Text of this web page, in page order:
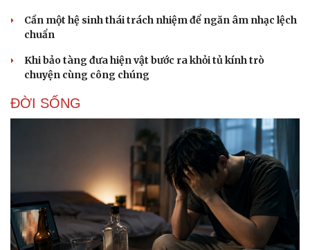
Văn hóa
Sân khấu - Điện ảnh
Văn học
Giải trí
Nghệ sĩ
Thời trang
Cần một hệ sinh thái trách nhiệm để ngăn âm nhạc lệch
chuẩn
Khi bảo tàng đưa hiện vật bước ra khỏi tủ kính trò
chuyện cùng công chúng
ĐỜI SỐNG